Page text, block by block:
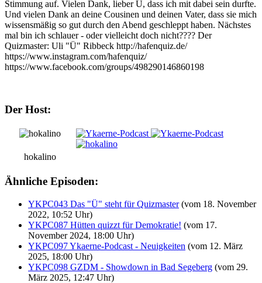
Stimmung auf. Vielen Dank, lieber Ü, dass ich mit dabei sein durfte.
Und vielen Dank an deine Cousinen und deinen Vater, dass sie mich
wissensmäßig so gut durch den Abend geschleppt haben. Nächstes
mal bin ich schlauer - oder vielleicht doch nicht???? Der
Quizmaster: Uli "Ü" Ribbeck http://hafenquiz.de/
https://www.instagram.com/hafenquiz/
https://www.facebook.com/groups/498290146860198
Der Host:
hokalino
Ähnliche Episoden:
YKPC043 Das "Ü" steht für Quizmaster(vom 18. November
2022, 10:52 Uhr)
YKPC087 Hütten quizzt für Demokratie! (vom 17.
November 2024, 18:00 Uhr)
YKPC097 Ykaerne-Podcast - Neuigkeiten (vom 12. März
2025, 18:00 Uhr)
YKPC098 GZDM - Showdown in Bad Segeberg (vom 29.
März 2025, 12:47 Uhr)